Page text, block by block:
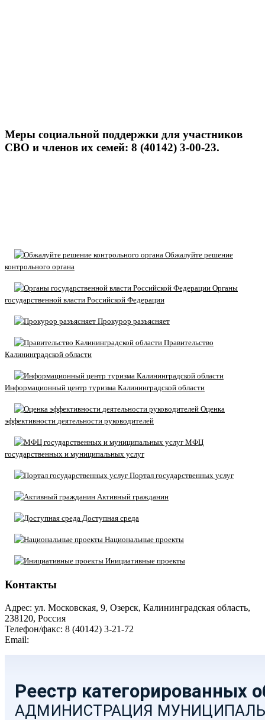
Меры социальной поддержки для участников
СВО и членов их семей: 8 (40142) 3-00-23.
Обжалуйте решение
контрольного органа
Органы
государственной власти Российской Федерации
Прокурор разъясняет
Правительство
Калининградской области
Информационный центр туризма Калининградской области
Оценка
эффективности деятельности руководителей
МФЦ
государственных и муниципальных услуг
Портал государственных услуг
Активный гражданин
Доступная среда
Национальные проекты
Инициативные проекты
Контакты
Адрес: ул. Московская, 9, Озерск, Калининградская область,
238120, Россия
Телефон/факс: 8 (40142) 3-21-72
Email: